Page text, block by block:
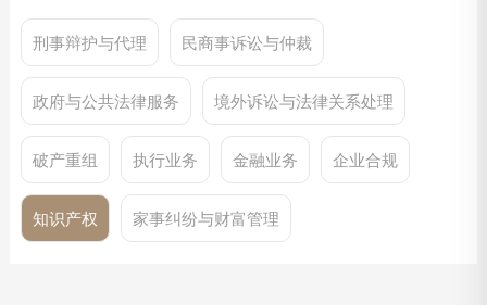
刑事辩护与代理 民商事诉讼与仲裁
政府与公共法律服务 境外诉讼与法律关系处理
破产重组 执行业务 金融业务 企业合规
知识产权 家事纠纷与财富管理